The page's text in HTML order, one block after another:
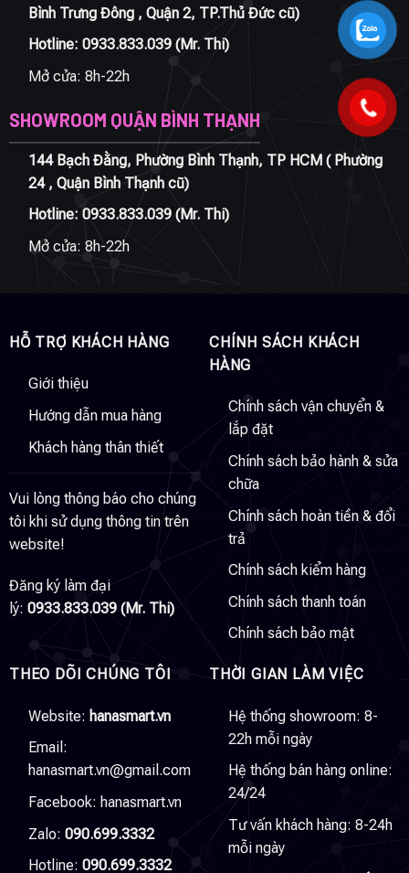
Bình Trưng Đông , Quận 2, TP.Thủ Đức cũ)
Hotline: 0933.833.039(Mr. Thi)
Mở cửa: 8h-22h
SHOWROOM QUẬN BÌNH THẠNH
144 Bạch Đằng, Phường Bình Thạnh, TP HCM ( Phường
24 , Quận Bình Thạnh cũ)
Hotline: 0933.833.039(Mr. Thi)
Mở cửa: 8h-22h
HỖ TRỢ KHÁCH HÀNG
Giới thiệu
Hướng dẫn mua hàng
Khách hàng thân thiết
Vui lòng thông báo cho chúng
tôi khi sử dụng thông tin trên
website!
Đăng ký làm đại
lý: 0933.833.039 (Mr. Thi)
CHÍNH SÁCH KHÁCH
HÀNG
Chính sách vận chuyển &
lắp đặt
Chính sách bảo hành & sửa
chữa
Chính sách hoàn tiền & đổi
trả
Chính sách kiểm hàng
Chính sách thanh toán
Chính sách bảo mật
THEO DÕI CHÚNG TÔI
Website: hanasmart.vn
Email:
hanasmart.vn@gmail.com
Facebook: hanasmart.vn
Zalo: 090.699.3332
Hotline: 090.699.3332
THỜI GIAN LÀM VIỆC
Hệ thống showroom: 8-
22h mỗi ngày
Hệ thống bán hàng online:
24/24
Tư vấn khách hàng: 8-24h
mỗi ngày